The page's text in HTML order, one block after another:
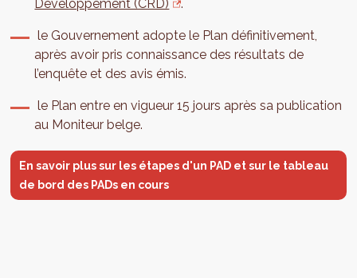
Développement (CRD) .
le Gouvernement adopte le Plan définitivement,
après avoir pris connaissance des résultats de
l’enquête et des avis émis.
le Plan entre en vigueur 15 jours après sa publication
au Moniteur belge.
En savoir plus sur les étapes d'un PAD et sur le tableau
de bord des PADs en cours